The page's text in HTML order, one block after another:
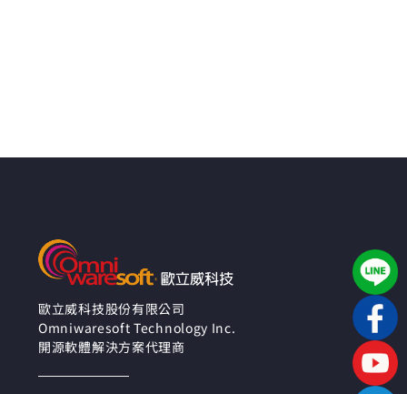
歐立威科技股份有限公司
Omniwaresoft Technology Inc.
開源軟體解決方案代理商